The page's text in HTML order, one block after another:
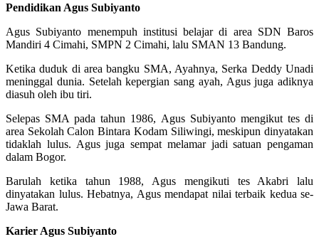
Pendidikan Agus Subiyanto
Agus Subiyanto menempuh institusi belajar di area SDN Baros
Mandiri 4 Cimahi, SMPN 2 Cimahi, lalu SMAN 13 Bandung.
Ketika duduk di area bangku SMA, Ayahnya, Serka Deddy Unadi
meninggal dunia. Setelah kepergian sang ayah, Agus juga adiknya
diasuh oleh ibu tiri.
Selepas SMA pada tahun 1986, Agus Subiyanto mengikut tes di
area Sekolah Calon Bintara Kodam Siliwingi, meskipun dinyatakan
tidaklah lulus. Agus juga sempat melamar jadi satuan pengaman
dalam Bogor.
Barulah ketika tahun 1988, Agus mengikuti tes Akabri lalu
dinyatakan lulus. Hebatnya, Agus mendapat nilai terbaik kedua se-
Jawa Barat.
Karier Agus Subiyanto